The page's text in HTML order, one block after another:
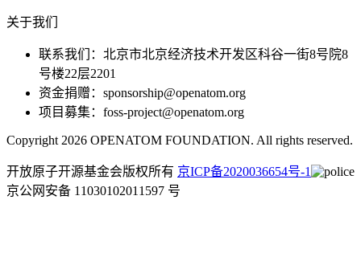
关于我们
联系我们：北京市北京经济技术开发区科谷一街8号院8
号楼22层2201
资金捐赠：sponsorship@openatom.org
项目募集：foss-project@openatom.org
Copyright 2026 OPENATOM FOUNDATION. All rights reserved.
开放原子开源基金会版权所有 京ICP备2020036654号-1
京公网安备 11030102011597 号